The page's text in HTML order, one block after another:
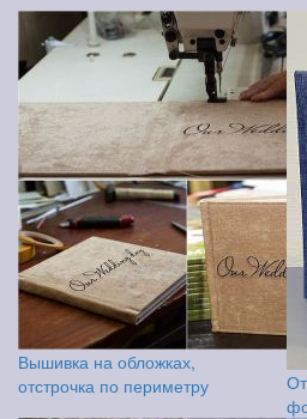
Вышивка на обложках,
отстрочка по периметру